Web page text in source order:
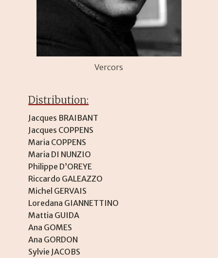
Vercors
Distribution:
Jacques BRAIBANT
Jacques COPPENS
Maria COPPENS
Maria DI NUNZIO
Philippe D’OREYE
Riccardo GALEAZZO
Michel GERVAIS
Loredana GIANNETTINO
Mattia GUIDA
Ana GOMES
Ana GORDON
Sylvie JACOBS